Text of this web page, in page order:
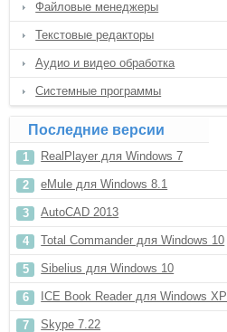
Файловые менеджеры
Текстовые редакторы
Аудио и видео обработка
Системные программы
Последние версии
RealPlayer для Windows 7
eMule для Windows 8.1
AutoCAD 2013
Total Commander для Windows 10
Sibelius для Windows 10
ICE Book Reader для Windows XP
Skype 7.22